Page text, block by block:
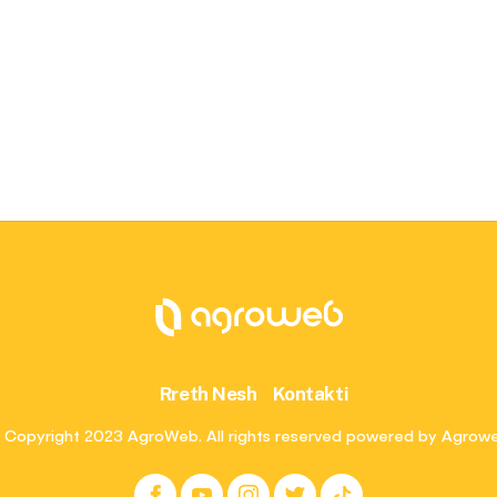
Rreth Nesh Kontakti
2023 AgroWeb. All rights reserved powered by